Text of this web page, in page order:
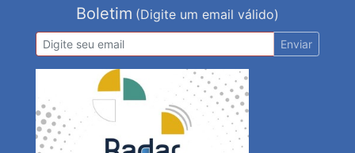
Boletim (Digite um email válido)
Enviar